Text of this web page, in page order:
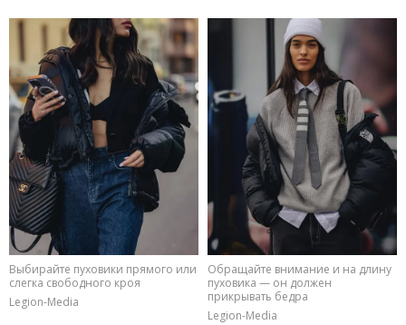
Выбирайте пуховики прямого или
слегка свободного кроя
Legion-Media
Обращайте внимание и на длину
пуховика — он должен
прикрывать бедра
Legion-Media